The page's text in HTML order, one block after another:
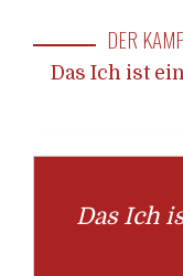
DER
Das Ich ist
Das Ich